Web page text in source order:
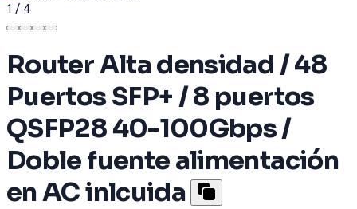
1 / 4
Router Alta densidad / 48
Puertos SFP+ / 8 puertos
QSFP28 40-100Gbps /
Doble fuente alimentación
en AC inlcuida